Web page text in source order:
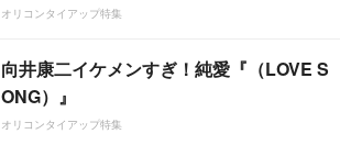
オリコンタイアップ特集
向井康二イケメンすぎ！純愛『（LOVE S
ONG）』
オリコンタイアップ特集